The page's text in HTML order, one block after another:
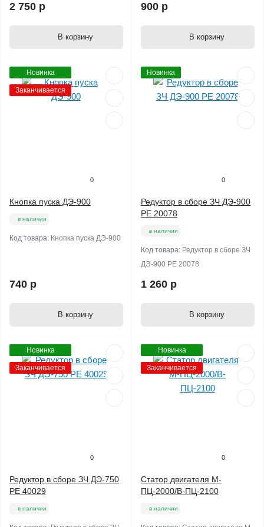
2 750 р
В корзину
900 р
В корзину
Новинка
Заканчивается
0
Кнопка пуска ДЭ-900
в наличии
Код товара: Кнопка пуска ДЭ-900
740 р
В корзину
Новинка
0
Редуктор в сборе ЗЧ ДЭ-900
РЕ 20078
в наличии
Код товара: Редуктор в сборе ЗЧ
ДЭ-900 РЕ 20078
1 260 р
В корзину
Новинка
Заканчивается
0
Редуктор в сборе ЗЧ ДЭ-750
РЕ 40029
в наличии
Новинка
Заканчивается
0
Статор двигателя М-
ПЦ-2000/В-ПЦ-2100
в наличии